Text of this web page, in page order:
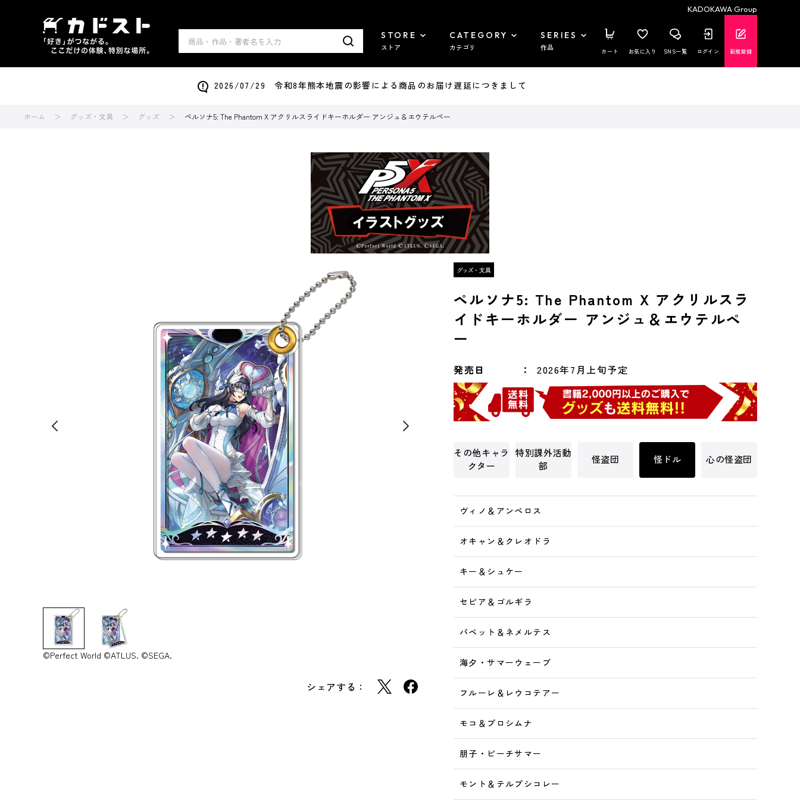
KADOKAWA Group
STORE
ストア
CATEGORY
カテゴリ
SERIES
作品 カート お気に入り SNS一覧 ログイン 新規登録
2026/07/29 令和8年熊本地震の影響による商品のお届け遅延につきまして
ホーム グッズ・文具 グッズ ペルソナ5: The Phantom X アクリルスライドキーホルダー アンジュ＆エウテルペー
©Perfect World ©ATLUS. ©SEGA.
シェアする：
ペルソナ5: The Phantom X アクリルスラ
イドキーホルダー アンジュ＆エウテルペ
ー
発売日 2026年7月上旬予定
その他キャラ
クター
特別課外活動
部
怪盗団 怪ドル 心の怪盗団
ヴィノ＆アンペロス
オキャン＆クレオドラ
キー＆シュケー
セピア＆ゴルギラ
パペット＆ネメルテス
海夕・サマーウェーブ
フルーレ＆レウコテアー
モコ＆プロシムナ
朋子・ピーチサマー
モント＆テルプシコレー